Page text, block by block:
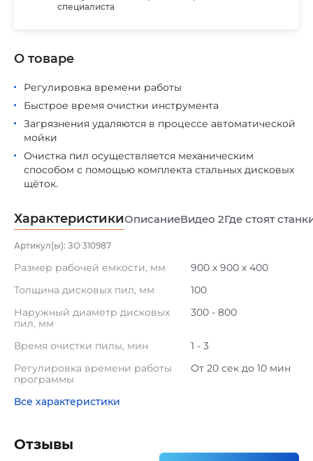
специалиста
Регулировка времени работы
Быстрое время очистки инструмента
Загрязнения удаляются в процессе автоматической
мойки
Очистка пил осуществляется механическим
способом с помощью комплекта стальных дисковых
щёток.
О товаре
ХарактеристикиОписаниеВидео 2Где стоят
Артикул(ы): ЗО 310987
Размер рабочей емкости, мм
900 x 900 x 400
Толщина дисковых пил, мм
100
Наружный диаметр дисковых
пил, мм
300 - 800
Время очистки пилы, мин
1 - 3
Регулировка времени работы
программы
От 20 сек до 10 мин
Все характеристики
Отзывы